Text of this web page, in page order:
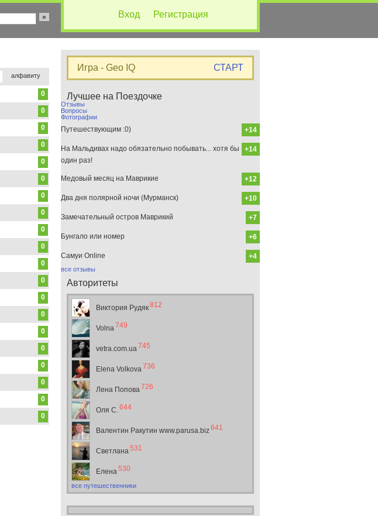
Вход Регистрация
»
алфавиту
0
0
0
0
0
0
0
0
0
0
0
0
0
0
0
0
0
0
0
0
Игра - Geo IQ СТАРТ
Лучшее на Поездочке
Отзывы
Вопросы
Фотографии
+14
Путешествующим :0)
+14
На Мальдивах надо обязательно побывать... хотя бы
один раз!
+12
Медовый месяц на Маврикие
+10
Два дня полярной ночи (Мурманск)
+7
Замечательный остров Маврикий
+6
Бунгало или номер
+4
Самуи Online
все отзывы
Авторитеты
Виктория Рудяк812
Volna749
vetra.com.ua745
Elena Volkova736
Лена Попова726
Оля С.644
Валентин Ракутин www.parusa.biz641
Светлана531
Елена530
все путешественники